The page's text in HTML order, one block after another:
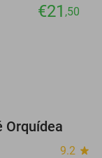
€21 ,50
37%
Orquídea
9.2 star